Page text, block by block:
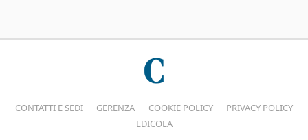
CONTATTI E SEDI GERENZA COOKIE POLICY
PRIVACY POLICY
EDICOLA